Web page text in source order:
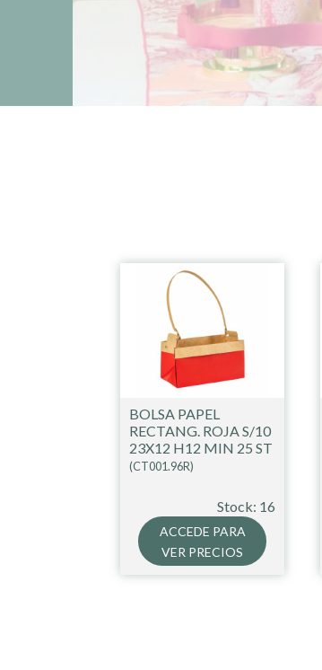
BOLSA PAPEL
RECTANG. ROJA S/10
23X12 H12 MIN 25 ST
(CT001.96R)
Stock: 16
ACCEDE PARA
VER PRECIOS